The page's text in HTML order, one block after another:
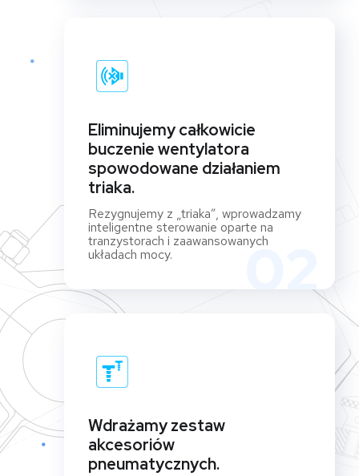
02
Eliminujemy całkowicie
buczenie wentylatora
spowodowane działaniem
triaka.
Rezygnujemy z „triaka”, wprowadzamy
inteligentne sterowanie oparte na
tranzystorach i zaawansowanych
układach mocy.
Wdrażamy zestaw
akcesoriów
pneumatycznych.